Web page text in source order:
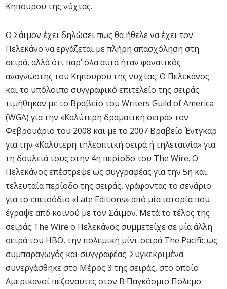
Κηπουρού της νύχτας.
Ο Σάιμον έχει δηλώσει πως θα ήθελε να έχει τον
Πελεκάνο να εργάζεται με πλήρη απασχόληση στη
σειρά, αλλά ότι παρ’ όλα αυτά ήταν φανατικός
αναγνώστης του Κηπουρού της νύχτας. Ο Πελεκάνος
και το υπόλοιπο συγγραφικό επιτελείο της σειράς
τιμήθηκαν με το Βραβείο του Writers Guild of America
(WGA) για την «Καλύτερη δραματική σειρά» τον
Φεβρουάριο του 2008 και με το 2007 Βραβείο Έντγκαρ
για την «Καλύτερη τηλεοπτική σειρά ή τηλεταινία» για
τη δουλειά τους στην 4η περίοδο του The Wire. Ο
Πελεκάνος επέστρεψε ως συγγραφέας για την 5η και
τελευταία περίοδο της σειράς, γράφοντας το σενάριο
για το επεισόδιο «Late Editions» από μία ιστορία που
έγραψε από κοινού με τον Σάιμον. Μετά το τέλος της
σειράς The Wire ο Πελεκάνος συμμετείχε σε μία άλλη
σειρά του HBO, την πολεμική μίνι-σειρά The Pacific ως
συμπαραγωγός και συγγραφέας. Συγκεκριμένα
συνεργάσθηκε στο Μέρος 3 της σειράς, στο οποίο
Αμερικανοί πεζοναύτες στον Β΄ Παγκόσμιο Πόλεμο